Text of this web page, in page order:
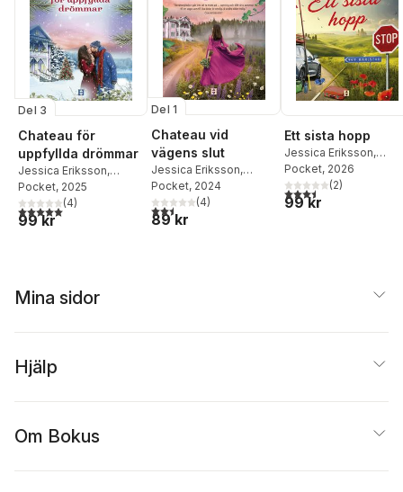
Del 3
Chateau för
uppfyllda drömmar
Jessica Eriksson,
Stefan Holm
Pocket, 2025
5,0utav 5 stjärnor. Totalt antal röster:
(4)
99 kr
Del 1
Chateau vid
vägens slut
Jessica Eriksson,
Stefan Holm
Pocket, 2024
2,5utav 5 stjärnor. Totalt antal röster:
(4)
89 kr
Ett sista hopp
Jessica Eriksson,
Stefan Holm
Pocket, 2026
3,5utav 5 stjärnor.
(2)
99 kr
Mina sidor
Hjälp
Om Bokus